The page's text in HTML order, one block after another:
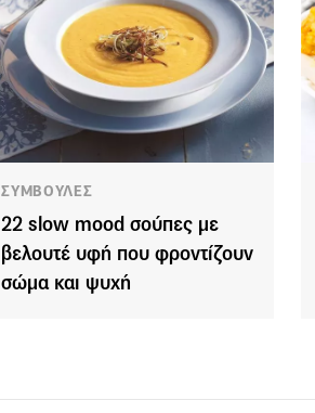
ΣΥΜΒΟΥΛΕΣ
22 slow mood σούπες με
βελουτέ υφή που φροντίζουν
σώμα και ψυχή